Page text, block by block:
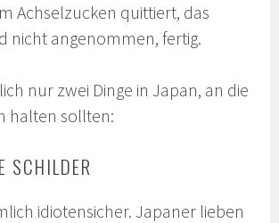
Achselzucken quittiert, das
nicht angenommen, fertig.
nur zwei Dinge in Japan, an die
halten sollten:
SCHILDER
idiotensicher. Japaner lieben